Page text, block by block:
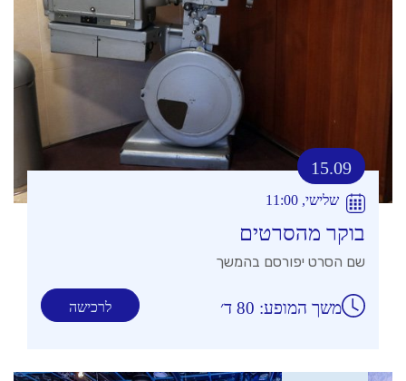
15.09
שלישי, 11:00
בוקר מהסרטים
שם הסרט יפורסם בהמשך
לרכישה משך המופע: 80 ד׳